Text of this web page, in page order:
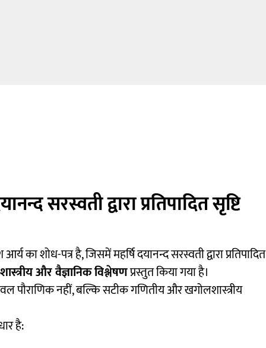
सरस्वती द्वारा प्रतिपादित सृष्टि
का शोध-पत्र है, जिसमें महर्षि दयानन्द सरस्वती द्वारा प्रतिपादित
शास्त्रीय और वैज्ञानिक विश्लेषणप्रस्तुत किया गया है।
पौराणिक नहीं, बल्कि सटीक गणितीय और खगोलशास्त्रीय
है: